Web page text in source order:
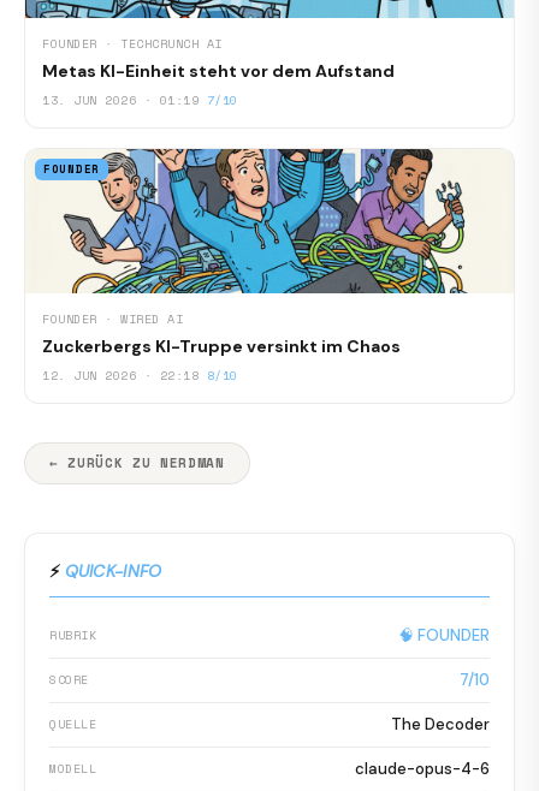
FOUNDER · TECHCRUNCH AI
Metas KI-Einheit steht vor dem Aufstand
13. JUN 2026 · 01:19 7/10
FOUNDER
FOUNDER · WIRED AI
Zuckerbergs KI-Truppe versinkt im Chaos
12. JUN 2026 · 22:18 8/10
← ZURÜCK ZU NERDMAN
⚡ QUICK-INFO
RUBRIK 🧠 FOUNDER
SCORE 7/10
QUELLE The Decoder
MODELL claude-opus-4-6